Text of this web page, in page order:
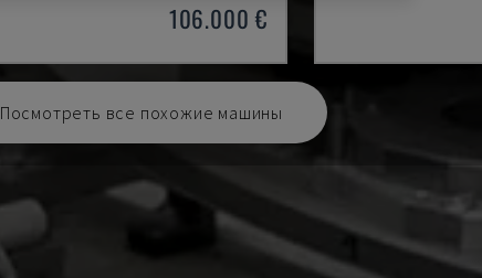
106.000 €
Посмотреть все похожие машины